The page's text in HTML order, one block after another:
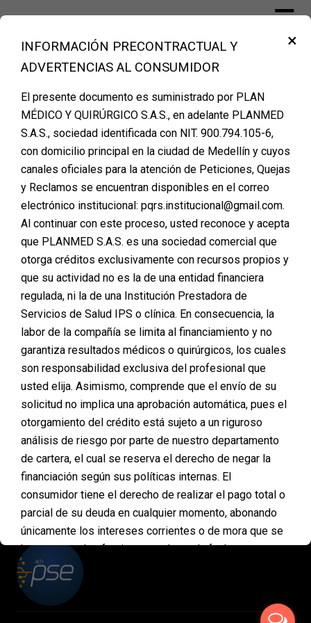
contentFinanciación Cirugía Plástica Medellín –
PLANMED
Etiqueta:financiaicon
¿Es el Momento
Correcto para
Operarte?
Posted onfebrero 24, 2025
plástica es un paso importante. Las dudas son
normales, pero si llevas tiempo soñando con este
cambio, es posible que la respuesta sea SÍ. La clave
está en analizar si estás realmente lista y si las
condiciones son favorables para dar el paso. Si te
preguntas si…
PAGOS
ONLINE
×
INFORMACIÓN PRECONTRACTUAL Y
ADVERTENCIAS AL CONSUMIDOR
El presente documento es suministrado por PLAN
MÉDICO Y QUIRÚRGICO S.A.S., en adelante PLANMED
S.A.S., sociedad identificada con NIT. 900.794.105-6,
con domicilio principal en la ciudad de Medellín y cuyos
canales oficiales para la atención de Peticiones, Quejas
y Reclamos se encuentran disponibles en el correo
electrónico institucional: pqrs.institucional@gmail.com.
Al continuar con este proceso, usted reconoce y acepta
que PLANMED S.A.S. es una sociedad comercial que
otorga créditos exclusivamente con recursos propios y
que su actividad no es la de una entidad financiera
regulada, ni la de una Institución Prestadora de
Servicios de Salud IPS o clínica. En consecuencia, la
labor de la compañía se limita al financiamiento y no
garantiza resultados médicos o quirúrgicos, los cuales
son responsabilidad exclusiva del profesional que
usted elija. Asimismo, comprende que el envío de su
solicitud no implica una aprobación automática, pues el
otorgamiento del crédito está sujeto a un riguroso
análisis de riesgo por parte de nuestro departamento
de cartera, el cual se reserva el derecho de negar la
financiación según sus políticas internas. El
consumidor tiene el derecho de realizar el pago total o
parcial de su deuda en cualquier momento, abonando
únicamente los intereses corrientes o de mora que se
hayan causado efectivamente hasta la fecha en que se
realice el abono. En ningún caso se impondrán
penalidades, multas ni sanciones por concepto de
pagos anticipados. Asimismo, mediante la aceptación